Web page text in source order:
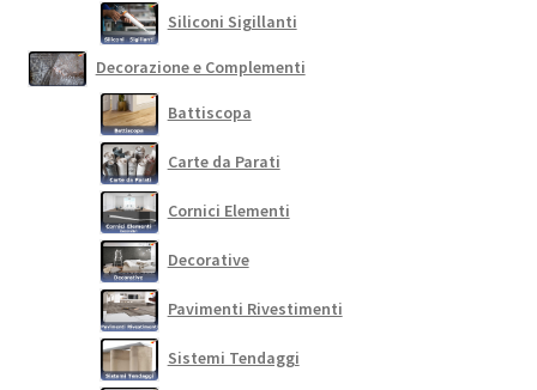
Siliconi Sigillanti
Decorazione e Complementi
Battiscopa
Carte da Parati
Cornici Elementi
Decorative
Pavimenti Rivestimenti
Sistemi Tendaggi